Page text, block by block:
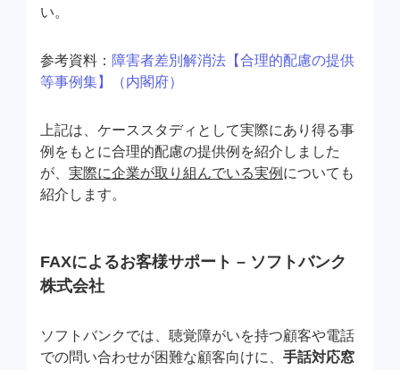
い。
参考資料： 障害者差別解消法【合理的配慮の提供
等事例集】（内閣府）
上記は、ケーススタディとして実際にあり得る事
例をもとに合理的配慮の提供例を紹介しました
が、 実際に企業が取り組んでいる実例 についても
紹介します。
FAXによるお客様サポート – ソフトバンク
株式会社
ソフトバンクでは、聴覚障がいを持つ顧客や電話
での問い合わせが困難な顧客向けに、 手話対応窓